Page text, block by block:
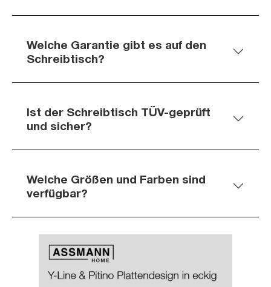
Welche Garantie gibt es auf den
Schreibtisch?
Ist der Schreibtisch TÜV-geprüft
und sicher?
Welche Größen und Farben sind
verfügbar?